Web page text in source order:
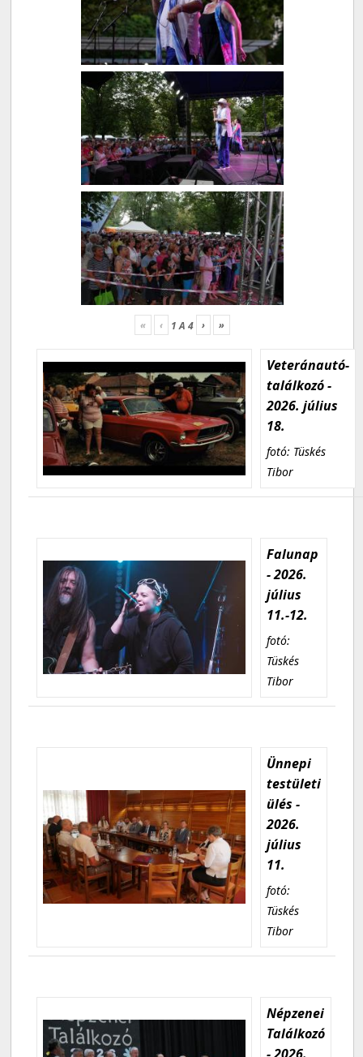
« ‹ 1A 4 › »
Veteránautó-
találkozó -
2026. július
18.
fotó: Tüskés
Tibor
Falunap
- 2026.
július
11.-12.
fotó:
Tüskés
Tibor
Ünnepi
testületi
ülés -
2026.
július
11.
fotó:
Tüskés
Tibor
Népzenei
Találkozó